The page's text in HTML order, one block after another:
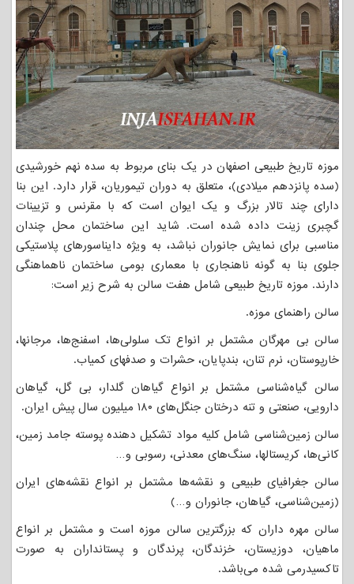
موزه تاریخ طبیعی اصفهان در یک بنای مربوط به سده نهم خورشیدی
(سده پانزدهم میلادی)، متعلق به دوران تیموریان، قرار دارد. این بنا
دارای چند تالار بزرگ و یک ایوان است که با مقرنس و تزیینات
گچبری زینت داده شده است. شاید این ساختمان محل چندان
مناسبی برای نمایش جانوران نباشد، به ویژه دایناسورهای پلاستیکی
جلوی بنا به گونه ناهنجاری با معماری بومی ساختمان ناهماهنگی
دارند. موزه تاریخ طبیعی شامل هفت سالن به شرح زیر است:
سالن راهنمای موزه.
سالن بی مهرگان مشتمل بر انواع تک سلولی‌ها، اسفنج‌ها، مرجانها،
خارپوستان، نرم تنان، بندپایان، حشرات و صدفهای کمیاب.
سالن گیاه‌شناسی مشتمل بر انواع گیاهان گلدار، بی گل، گیاهان
دارویی، صنعتی و تنه درختان جنگل‌های ۱۸۰ میلیون سال پیش ایران.
سالن زمین‌شناسی شامل کلیه مواد تشکیل دهنده پوسته جامد زمین،
کانی‌ها، کریستالها، سنگ‌های معدنی، رسوبی و…
سالن جغرافیای طبیعی و نقشه‌ها مشتمل بر انواع نقشه‌های ایران
(زمین‌شناسی، گیاهان، جانوران و…)
سالن مهره داران که بزرگترین سالن موزه است و مشتمل بر انواع
ماهیان، دوزیستان، خزندگان، پرندگان و پستانداران به صورت
تاکسیدرمی شده می‌باشد.